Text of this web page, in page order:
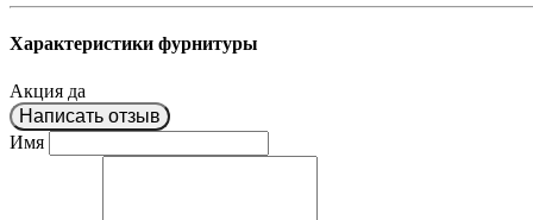
Характеристики фурнитуры
Акция да
Написать отзыв
Имя